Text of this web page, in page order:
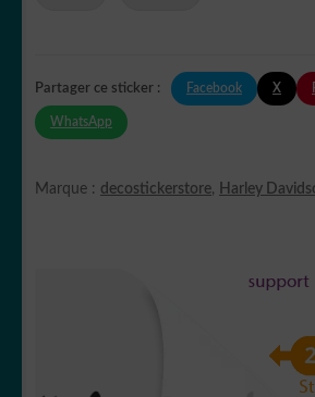
Partager ce sticker : Facebook X
WhatsApp
Marque : decostickerstore, Harley